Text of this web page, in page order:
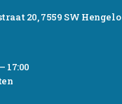
20, 7559 SW Hengelo
17:00